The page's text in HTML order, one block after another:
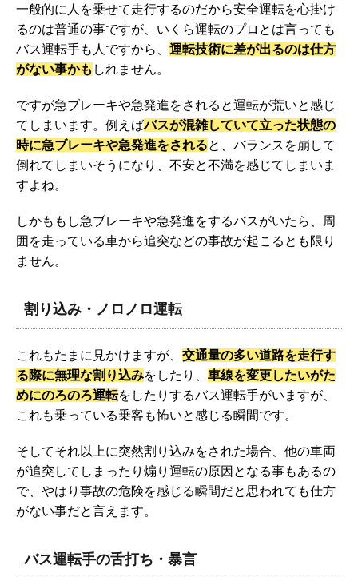
一般的に人を乗せて走行するのだから安全運転を心掛け
るのは普通の事ですが、いくら運転のプロとは言っても
バス運転手も人ですから、 運転技術に差が出るのは仕方
がない事かも しれません。
ですが急ブレーキや急発進をされると運転が荒いと感じ
てしまいます。例えばバスが混雑していて立った状態の
時に急ブレーキや急発進をされると、バランスを崩して
倒れてしまいそうになり、不安と不満を感じてしまいま
すよね。
しかももし急ブレーキや急発進をするバスがいたら、周
囲を走っている車から追突などの事故が起こるとも限り
ません。
割り込み・ノロノロ運転
これもたまに見かけますが、 交通量の多い道路を走行す
る際に無理な割り込みをしたり、 車線を変更したいがた
めにのろのろ運転をしたりするバス運転手がいますが、
これも乗っている乗客も怖いと感じる瞬間です。
そしてそれ以上に突然割り込みをされた場合、他の車両
が追突してしまったり煽り運転の原因となる事もあるの
で、やはり事故の危険を感じる瞬間だと思われても仕方
がない事だと言えます。
バス運転手の舌打ち・暴言